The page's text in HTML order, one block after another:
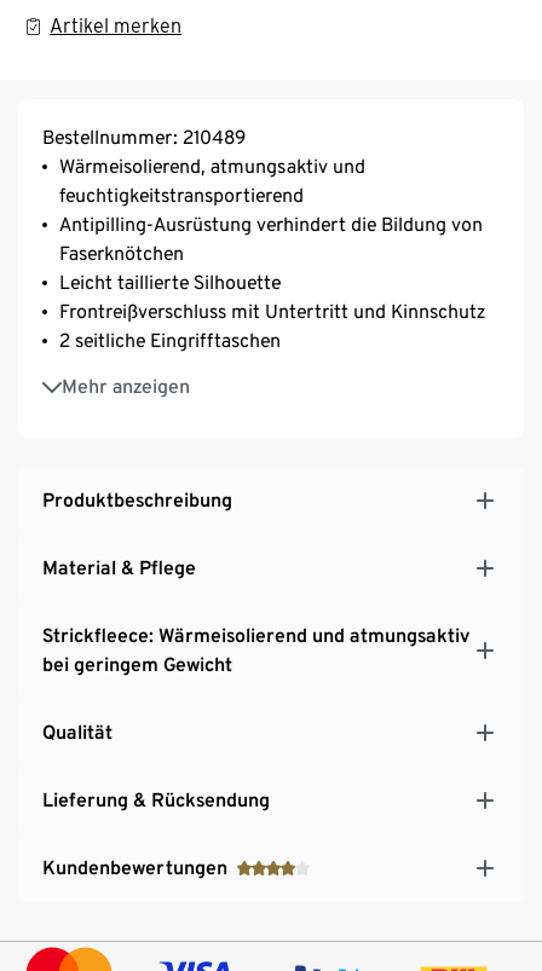
Artikel merken
Bestellnummer: 210489
Wärmeisolierend, atmungsaktiv und
feuchtigkeitstransportierend
Antipilling-Ausrüstung verhindert die Bildung von
Faserknötchen
Leicht taillierte Silhouette
Frontreißverschluss mit Untertritt und Kinnschutz
2 seitliche Eingrifftaschen
Mehr anzeigen
Mit Stehkragen
Produktbeschreibung
Material & Pflege
Strickfleece: Wärmeisolierend und atmungsaktiv
bei geringem Gewicht
Qualität
Lieferung & Rücksendung
Kundenbewertungen